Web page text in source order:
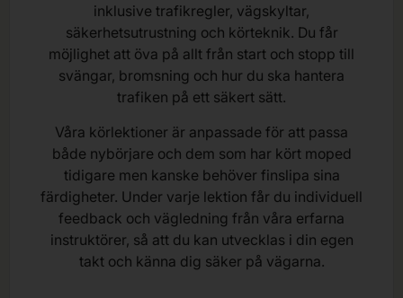
inklusive trafikregler, vägskyltar,
säkerhetsutrustning och körteknik. Du får
möjlighet att öva på allt från start och stopp till
svängar, bromsning och hur du ska hantera
trafiken på ett säkert sätt.
Våra körlektioner är anpassade för att passa
både nybörjare och dem som har kört moped
tidigare men kanske behöver finslipa sina
färdigheter. Under varje lektion får du individuell
feedback och vägledning från våra erfarna
instruktörer, så att du kan utvecklas i din egen
takt och känna dig säker på vägarna.